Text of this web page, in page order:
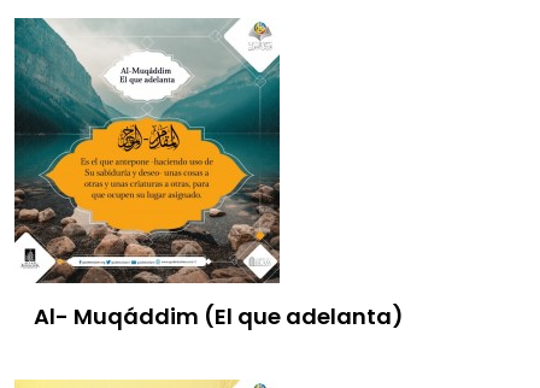
Al- Muqáddim (El que adelanta)